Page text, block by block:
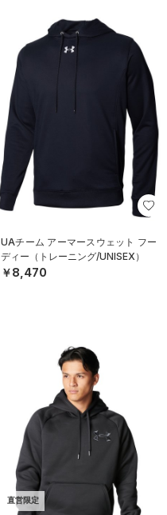
UAチーム アーマースウェット フー
ディー（トレーニング/UNISEX）
￥8,470
直営限定